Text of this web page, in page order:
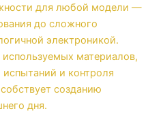
для любой модели —
до сложного
электроникой.
материалов,
и контроля
созданию
дня.